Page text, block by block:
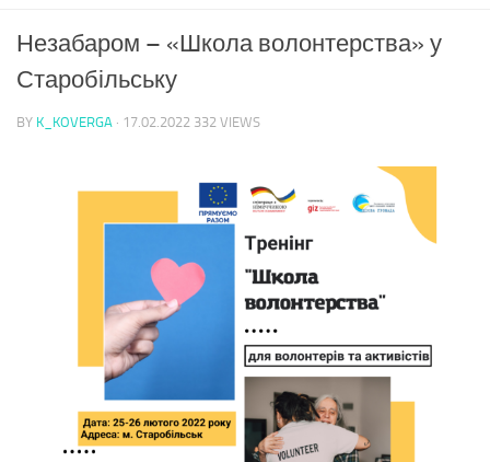
Незабаром – «Школа волонтерства» у
Старобільську
BY K_KOVERGA · 17.02.2022 332 VIEWS